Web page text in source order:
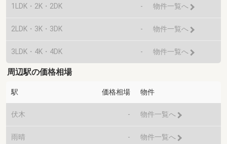
1LDK・2K・2DK - 物件一覧へ
2LDK・3K・3DK - 物件一覧へ
3LDK・4K・4DK - 物件一覧へ
周辺駅の価格相場
駅 価格相場 物件
伏木 - 物件一覧へ
雨晴 - 物件一覧へ